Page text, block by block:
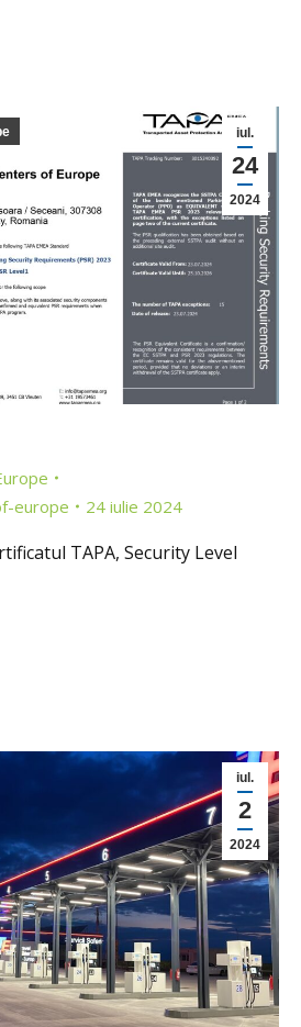
iul.
24
2024
europe 24 iulie 2024
TAPA, Security Level
iul.
2
2024